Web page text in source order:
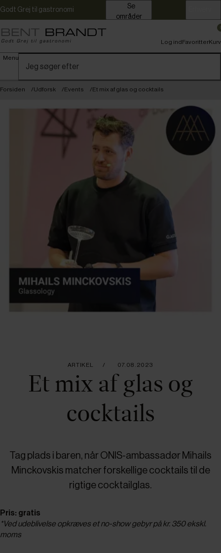
Godt Grej til gastronomi
områder
Menu
Log indFavoritterKurv
Forsiden Udforsk Events Et mix af glas og cocktails
ARTIKEL 07.08.2023
Et mix af glas og
cocktails
Tag plads i baren, når ONIS-ambassadør Mihails
Minckovskis matcher forskellige cocktails til de
rigtige cocktailglas.
Pris: gratis
*Ved udeblivelse opkræves et no-show gebyr på kr. 350 ekskl.
moms